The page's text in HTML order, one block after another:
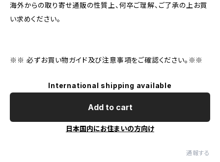
海外からの取り寄せ通販の性質上、何卒ご理解、ご了承の上お買
い求めください。
※※ 必ずお買い物ガイド及び注意事項をご確認ください。※※
International shipping available
Add to cart
日本国内にお住まいの方向け
通報する